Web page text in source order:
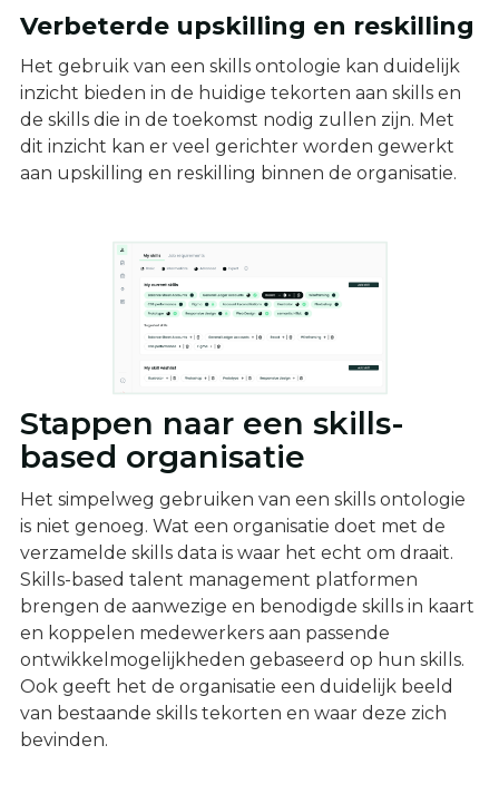
Verbeterde upskilling en reskilling
Het gebruik van een skills ontologie kan duidelijk
inzicht bieden in de huidige tekorten aan skills en
de skills die in de toekomst nodig zullen zijn. Met
dit inzicht kan er veel gerichter worden gewerkt
aan upskilling en reskilling binnen de organisatie.
Stappen naar een skills-
based organisatie
Het simpelweg gebruiken van een skills ontologie
is niet genoeg. Wat een organisatie doet met de
verzamelde skills data is waar het echt om draait.
Skills-based talent management platformen
brengen de aanwezige en benodigde skills in kaart
en koppelen medewerkers aan passende
ontwikkelmogelijkheden gebaseerd op hun skills.
Ook geeft het de organisatie een duidelijk beeld
van bestaande skills tekorten en waar deze zich
bevinden.